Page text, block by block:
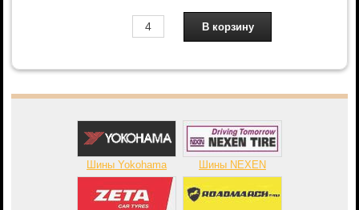
Шины Yokohama Шины NEXEN